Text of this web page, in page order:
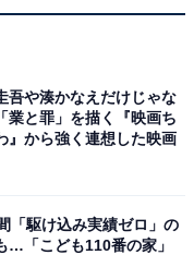
年から女性ファッ
専属モデルとして
ーラームーン』
した。2006年には
X3 TOKYO
の後も映画『Dear
ーのあとで』シリー
吾や湊かなえだけじゃな
業と罪」を描く『映画ち
』から強く連想した映画
「駆け込み実績ゼロ」の
…「こども110番の家」